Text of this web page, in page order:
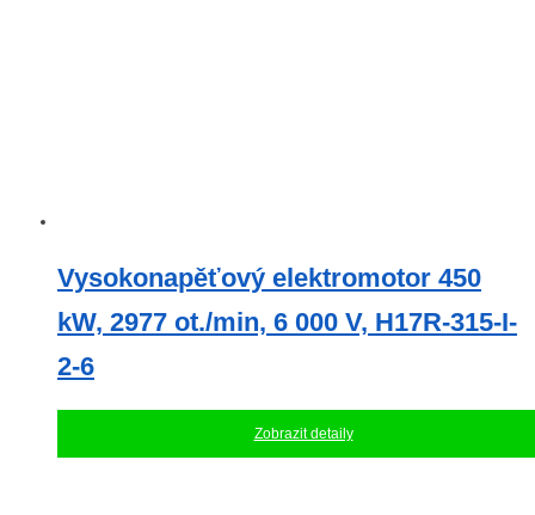
Vysokonapěťový elektromotor 450
kW, 2977 ot./min, 6 000 V, H17R-315-I-
2-6
Zobrazit detaily